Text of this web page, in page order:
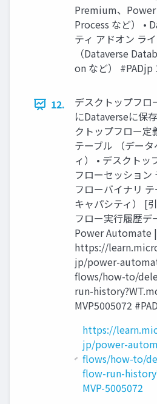
Premium、
Process など） •
ティ アドオン ラ
（Dataverse
on など） #PADjp
12.
デスクトップフロ
にDataverseに保
クトップフロー定
テーブル （デー
ィ） • デスクトッ
フローセッション
フローバイナリ
キャパシティ） [
フロー実行履歴デ
Power Automate
https://
jp/power-
flows/how-to/
run-
MVP5005072
https://
jp/power-
flows/how-to/
flow-run-
MVP-5005072